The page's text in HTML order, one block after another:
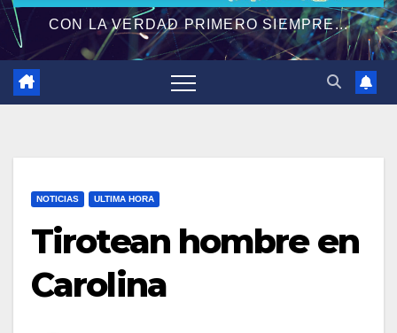
CON LA VERDAD PRIMERO SIEMPRE...
NOTICIAS ULTIMA HORA
Tirotean hombre en
Carolina